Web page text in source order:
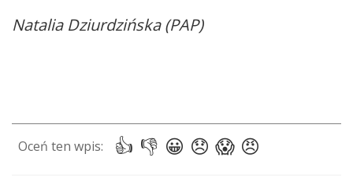
Natalia Dziurdzińska (PAP)